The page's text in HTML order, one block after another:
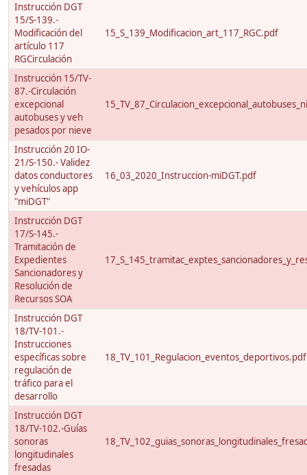
Instrucción DGT
15/S-139.-
Modificación del
artículo 117
RGCirculación
15_S_139_Modificacion_art_117_RGC.pdf
Instrucción 15/TV-
87.-Circulación
excepcional
autobuses y veh
pesados por nieve
Instrucción 20 IO-
21/S-150.- Validez
datos conductores
y vehículos app
"miDGT"
16_03_2020_Instruccion-miDGT.pdf
Instrucción DGT
17/S-145.-
Tramitación de
Expedientes
Sancionadores y
Resolución de
Recursos SOA
Instrucción DGT
18/TV-101.-
Instrucciones
específicas sobre
regulación de
tráfico para el
desarrollo
18_TV_101_Regulacion_eventos_deportivos.pdf
Instrucción DGT
18/TV-102.-Guías
sonoras
longitudinales
fresadas